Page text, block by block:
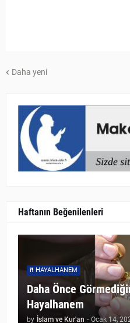
Daha yeni
Haftanın Beğenilenleri
HAYALHANEM
Daha Önce
Hayalhanem
by İslam ve Kur'an - Ocak 14,